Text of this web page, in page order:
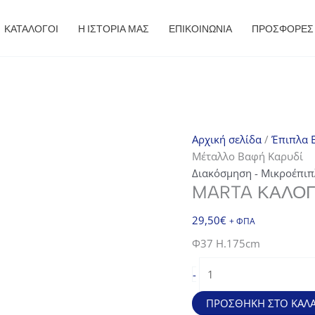
ΚΑΤΑΛΟΓΟΙ Η ΙΣΤΟΡΙΑ ΜΑΣ ΕΠΙΚΟΙΝΩΝΙΑ ΠΡΟΣΦΟΡΈΣ
Αρχική σελίδα/ Έπιπλα
Μέταλλο Βαφή Καρυδί
Διακόσμηση -
MARTA
29,50€ + ΦΠΑ
Φ37 H.175cm
-
Καλόγερος
Μέταλλο
ΠΡΟΣΘΉΚΗ ΣΤΟ